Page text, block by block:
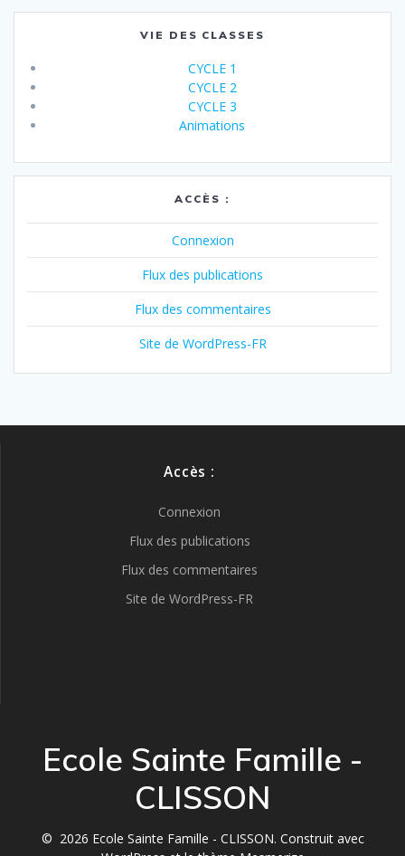
VIE DES CLASSES
CYCLE 1
CYCLE 2
CYCLE 3
Animations
ACCÈS :
Connexion
Flux des publications
Flux des commentaires
Site de WordPress-FR
Accès :
Connexion
Flux des publications
Flux des commentaires
Site de WordPress-FR
Ecole Sainte Famille -
CLISSON
© 2026 Ecole Sainte Famille - CLISSON. Construit avec